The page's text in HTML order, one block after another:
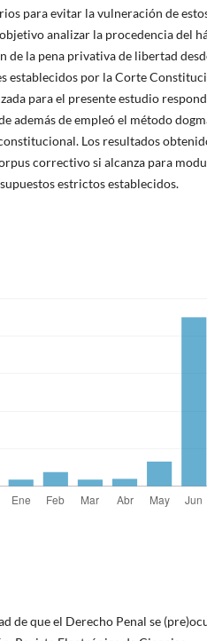
para evitar la vulneración de
analizar la procedencia del
de la pena privativa de libertad
establecidos por la Corte
para el presente estudio
además de empleó el método
Los resultados
correctivo si alcanza para
estrictos establecidos.
de que el Derecho Penal se